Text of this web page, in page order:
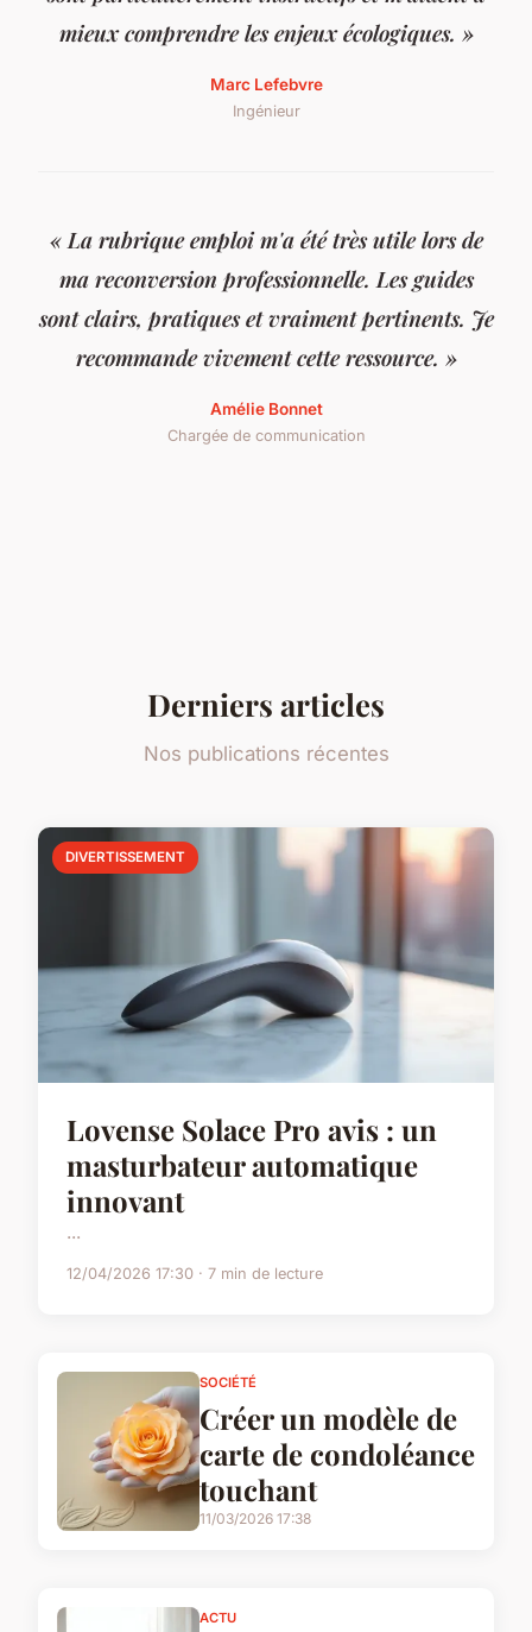
mieux comprendre les enjeux écologiques. »
Marc Lefebvre
Ingénieur
« La rubrique emploi m'a été très utile lors de
ma reconversion professionnelle. Les guides
sont clairs, pratiques et vraiment pertinents. Je
recommande vivement cette ressource. »
Amélie Bonnet
Chargée de communication
Derniers articles
Nos publications récentes
DIVERTISSEMENT
Lovense Solace Pro avis : un
masturbateur automatique
innovant
...
12/04/2026 17:30 · 7 min de lecture
SOCIÉTÉ
Créer un modèle de
carte de condoléance
touchant
11/03/2026 17:38
ACTU